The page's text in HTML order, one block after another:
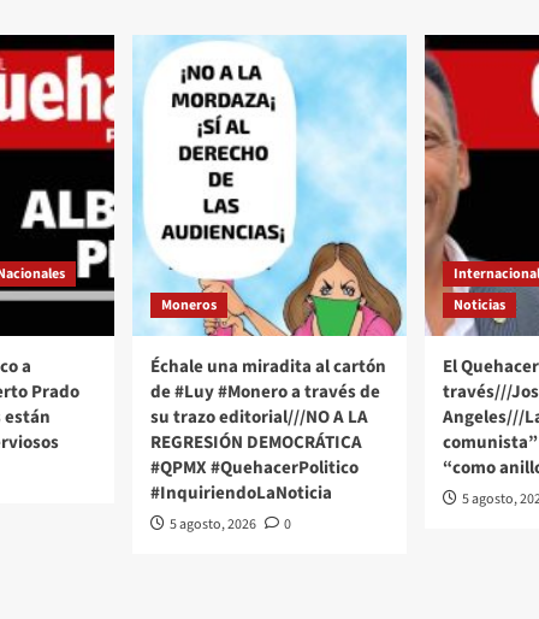
a
Prado
están
Moneros
Échale una miradita al cartón
de #Luy #Monero a través de
su trazo editorial///NO A LA
REGRESIÓN DEMOCRÁTICA
#QPMX #QuehacerPolitico
#InquiriendoLaNoticia
5 agosto, 2026 0
Noticias
El
través///
Angeles///
“como
5 agosto,